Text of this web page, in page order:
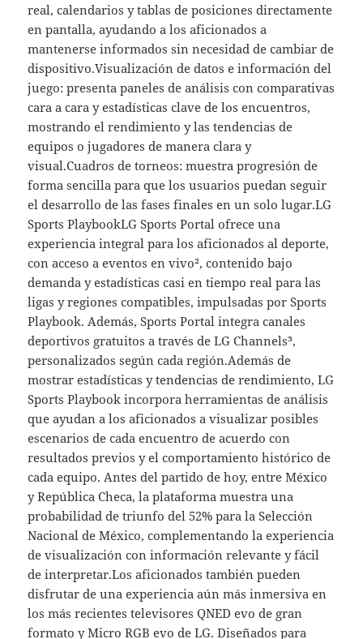
real, calendarios y tablas de posiciones directamente
en pantalla, ayudando a los aficionados a
mantenerse informados sin necesidad de cambiar de
dispositivo.Visualización de datos e información del
juego: presenta paneles de análisis con comparativas
cara a cara y estadísticas clave de los encuentros,
mostrando el rendimiento y las tendencias de
equipos o jugadores de manera clara y
visual.Cuadros de torneos: muestra progresión de
forma sencilla para que los usuarios puedan seguir
el desarrollo de las fases finales en un solo lugar.LG
Sports PlaybookLG Sports Portal ofrece una
experiencia integral para los aficionados al deporte,
con acceso a eventos en vivo², contenido bajo
demanda y estadísticas casi en tiempo real para las
ligas y regiones compatibles, impulsadas por Sports
Playbook. Además, Sports Portal integra canales
deportivos gratuitos a través de LG Channels³,
personalizados según cada región.Además de
mostrar estadísticas y tendencias de rendimiento, LG
Sports Playbook incorpora herramientas de análisis
que ayudan a los aficionados a visualizar posibles
escenarios de cada encuentro de acuerdo con
resultados previos y el comportamiento histórico de
cada equipo. Antes del partido de hoy, entre México
y República Checa, la plataforma muestra una
probabilidad de triunfo del 52% para la Selección
Nacional de México, complementando la experiencia
de visualización con información relevante y fácil
de interpretar.Los aficionados también pueden
disfrutar de una experiencia aún más inmersiva en
los más recientes televisores QNED evo de gran
formato y Micro RGB evo de LG. Diseñados para